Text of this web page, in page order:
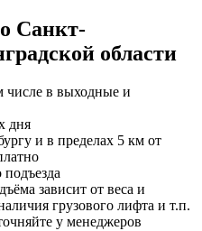
Санкт-
области
числе в выходные и
дня
и в пределах 5 км от
подъезда
зависит от веса и
грузового лифта и т.п.
у менеджеров